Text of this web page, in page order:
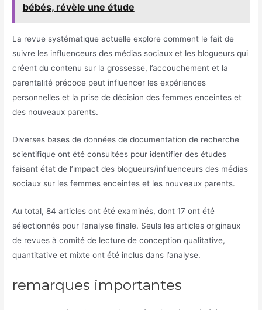
bébés, révèle une étude
La revue systématique actuelle explore comment le fait de
suivre les influenceurs des médias sociaux et les blogueurs qui
créent du contenu sur la grossesse, l’accouchement et la
parentalité précoce peut influencer les expériences
personnelles et la prise de décision des femmes enceintes et
des nouveaux parents.
Diverses bases de données de documentation de recherche
scientifique ont été consultées pour identifier des études
faisant état de l’impact des blogueurs/influenceurs des médias
sociaux sur les femmes enceintes et les nouveaux parents.
Au total, 84 articles ont été examinés, dont 17 ont été
sélectionnés pour l’analyse finale. Seuls les articles originaux
de revues à comité de lecture de conception qualitative,
quantitative et mixte ont été inclus dans l’analyse.
remarques importantes